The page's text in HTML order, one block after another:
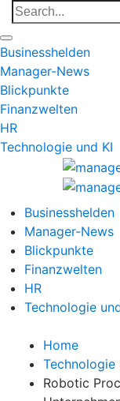
Businesshelden
Manager-News
Blickpunkte
Finanzwelten
HR
Technologie und KI
Businesshelden
Manager-News
Blickpunkte
Finanzwelten
HR
Technologie
Home
Technologie
Robotic